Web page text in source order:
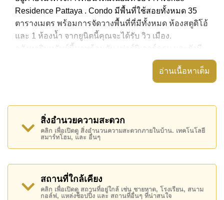
Residence Pattaya . Condo มีพื้นที่ใช้สอยทั้งหมด 35
ตารางเมตร พร้อมการจัดวางพื้นที่ที่มีทั้งหมด ห้องสตูดิโอ้
และ 1 ห้องน้ำ จากยูนิตนี้คุณจะได้รับ วิว เมือง.
อสังหาริมทรัพย์นี้มาพร้อมกับ เฟอร์นิเจอร์ครบ และยังมี
สิ่งอำนวยความสะดวก ได้แก่ มีระเบียง, เครื่องปรับ
Avenue Residence Pattaya มีสิ่งอำนวยความสะดวก
ส่วนกลาง ได้แก่ ฟิสเนส, ซาวน่าหรือห้องอบไอน้ำ,
รปภ.24ชม.
สถานที่สำคัญใกล้ Avenue Residence Pattaya ได้แก่:
เดินทางไปชายหาดได้ง่าย, ใกล้กับสปา & ซาวน่า , พัทยา
ปาร์ค, ถนนคนเดิน , เอเชีย 9 หลุม กอล์ฟ , โรงพยาบาล
เมืองพัทยา, โรงพยาบาลพัทยาอินเตอร์เนชั่นแนล
อ่านเนื้อหาเต็ม
สิ่งอำนวยความสะดวก
คลิก เพื่อเปิดดู สิ่งอำนวนความสะดวกภายในบ้าน. เทคโนโลยี
สมาร์ทโฮม, และ อื่นๆ
สถานที่ใกล้เคียง
คลิก เพื่อเปิดดู สถานที่อยู่ใกล้ เช่น ชายหาด, โรงเรียน, สนาม
กอล์ฟ, แหล่งช็อปปิ้ง และ สถานที่อื่นๆ ที่น่าสนใจ